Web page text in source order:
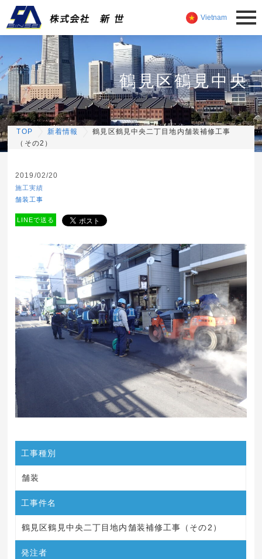
Vietnam
鶴見区鶴見中央
TOP 新着情報
鶴見区鶴見中央二丁目地内舗装補修工事
（その2）
2019/02/20
施工実績
舗装工事
LINEで送る
工事種別
舗装
工事件名
鶴見区鶴見中央二丁目地内舗装補修工事（その2）
発注者